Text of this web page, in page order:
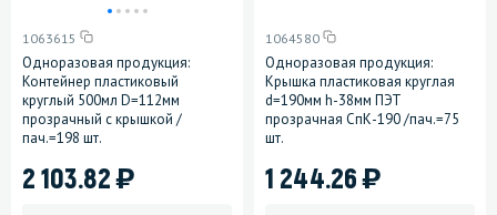
1063615
Одноразовая продукция:
Контейнер пластиковый
круглый 500мл D=112мм
прозрачный с крышкой /
пач.=198 шт.
2 103.82)
1064580
Одноразовая продукция:
Крышка пластиковая круглая
d=190мм h-38мм ПЭТ
прозрачная СпК-190 /пач.=75
шт.
1 244.26)